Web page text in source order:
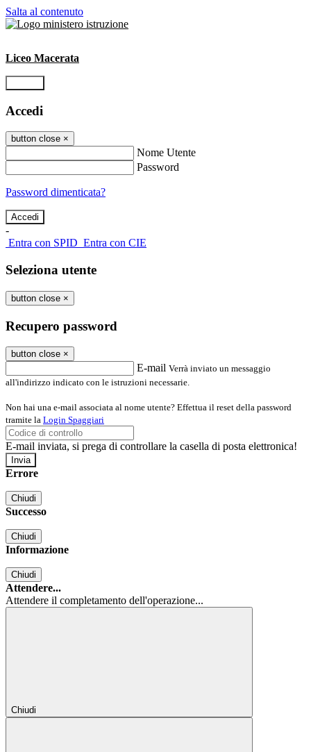
Salta al contenuto
Liceo Macerata
Accedi
button close ×
Nome Utente
Password
Password dimenticata?
-
Entra con SPID Entra con CIE
Seleziona utente
button close ×
Recupero password
button close ×
E-mail Verrà inviato un messaggio
all'indirizzo indicato con le istruzioni necessarie.
Non hai una e-mail associata al nome utente? Effettua il reset della password
tramite la Login Spaggiari
E-mail inviata, si prega di controllare la casella di posta elettronica!
Errore
Chiudi
Successo
Chiudi
Informazione
Chiudi
Attendere...
Attendere il completamento dell'operazione...
Chiudi